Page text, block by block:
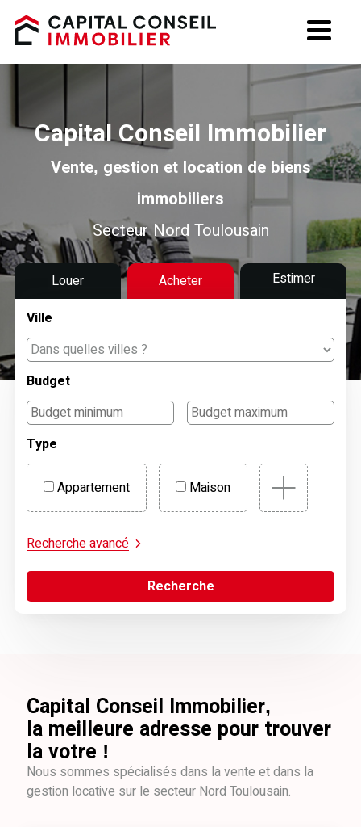
Estimation
Recrutement
Capital Conseil Immobilier
Vente, gestion et location de biens
immobiliers
Secteur Nord Toulousain
Louer Acheter Estimer
Ville
Budget
Type
Appartement Maison
Recherche avancé
Recherche
Capital Conseil Immobilier,
la meilleure adresse pour trouver
la votre !
Nous sommes spécialisés dans la vente et dans la
gestion locative sur le secteur Nord Toulousain.